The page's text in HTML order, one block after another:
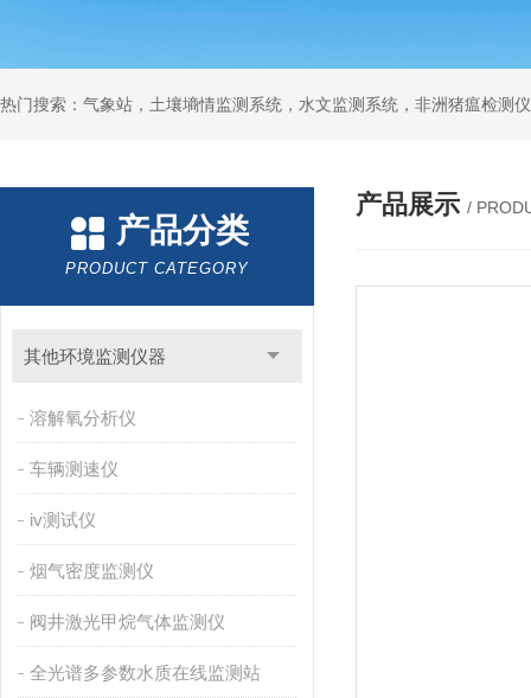
热门搜索：气象站，土壤墒情监测系统，水文监测系统，非洲猪瘟检测
产品分类
PRODUCT CATEGORY
其他环境监测仪器
溶解氧分析仪
车辆测速仪
iv测试仪
烟气密度监测仪
阀井激光甲烷气体监测仪
全光谱多参数水质在线监测站
产品展示 /